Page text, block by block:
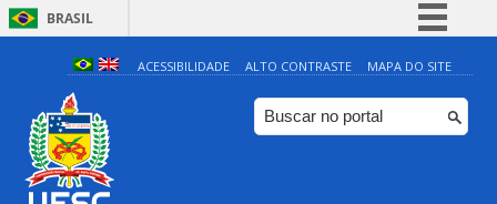
BRASIL
Simplifique!
Comunica BR
Participe
ACESSIBILIDADE ALTO CONTRASTE MAPA DO SITE